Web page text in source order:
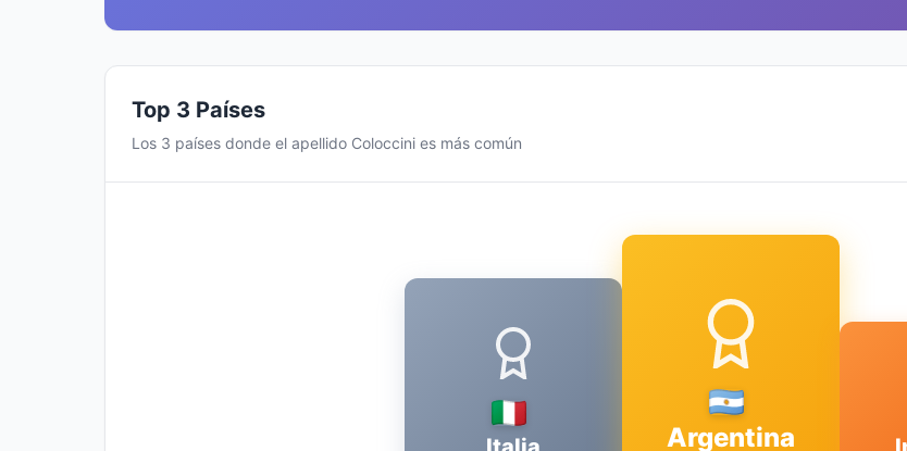
Top 3 Países
Los 3 países donde el apellido Coloccini es más común
Argentina